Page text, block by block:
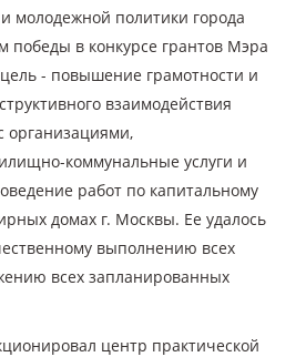
молодежной политики города
победы в конкурсе грантов Мэра
- повышение грамотности и
взаимодействия
организациями,
коммунальные услуги и
работ по капитальному
домах г. Москвы. Ее удалось
выполнению всех
всех запланированных
центр практической